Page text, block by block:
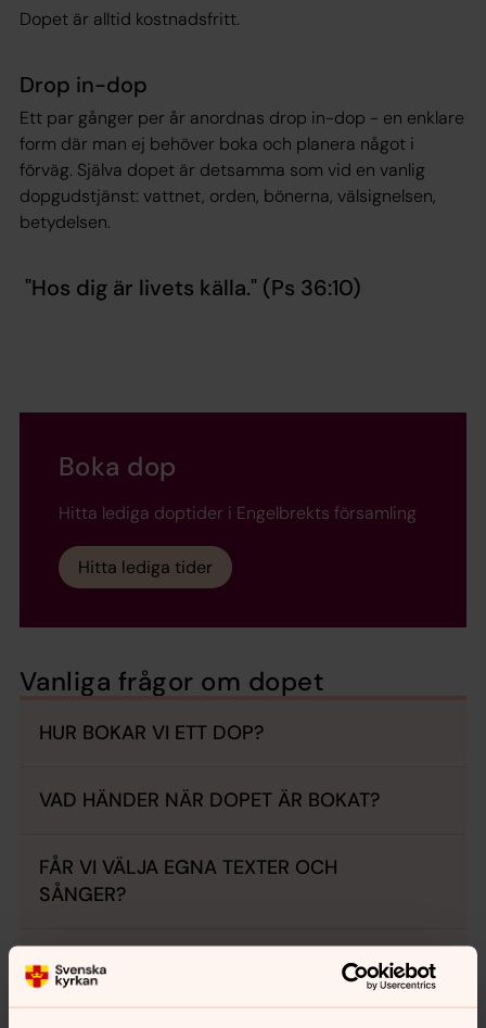
Dopet är alltid kostnadsfritt.
Drop in-dop
Ett par gånger per år anordnas drop in-dop - en enklare
form där man ej behöver boka och planera något i
förväg. Själva dopet är detsamma som vid en vanlig
dopgudstjänst: vattnet, orden, bönerna, välsignelsen,
betydelsen.
"Hos dig är livets källa." (Ps 36:10)
Boka dop
Hitta lediga doptider i Engelbrekts församling
Hitta lediga tider
Vanliga frågor om dopet
HUR BOKAR VI ETT DOP?
VAD HÄNDER NÄR DOPET ÄR BOKAT?
FÅR VI VÄLJA EGNA TEXTER OCH
SÅNGER?
VILKA PSALMER OCH SÅNGER KAN PASSA
TILL ETT DOP?